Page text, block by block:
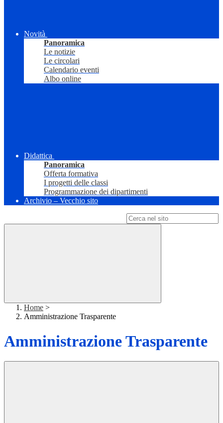
Novità
Panoramica
Le notizie
Le circolari
Calendario eventi
Albo online
Didattica
Panoramica
Offerta formativa
I progetti delle classi
Programmazione dei dipartimenti
Archivio – Vecchio sito
Home >
Amministrazione Trasparente
Amministrazione Trasparente